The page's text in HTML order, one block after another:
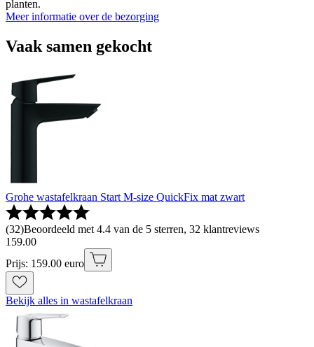
planten.
Meer informatie over de bezorging
Vaak samen gekocht
Grohe wastafelkraan Start M-size QuickFix mat zwart
(32)Beoordeeld met 4.4 van de 5 sterren, 32 klantreviews
159.00
Prijs: 159.00 euro
Bekijk alles in wastafelkraan